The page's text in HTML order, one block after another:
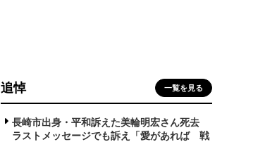
追悼 一覧を見る
長崎市出身・平和訴えた美輪明宏さん死去
ラストメッセージでも訴え「愛があれば 戦